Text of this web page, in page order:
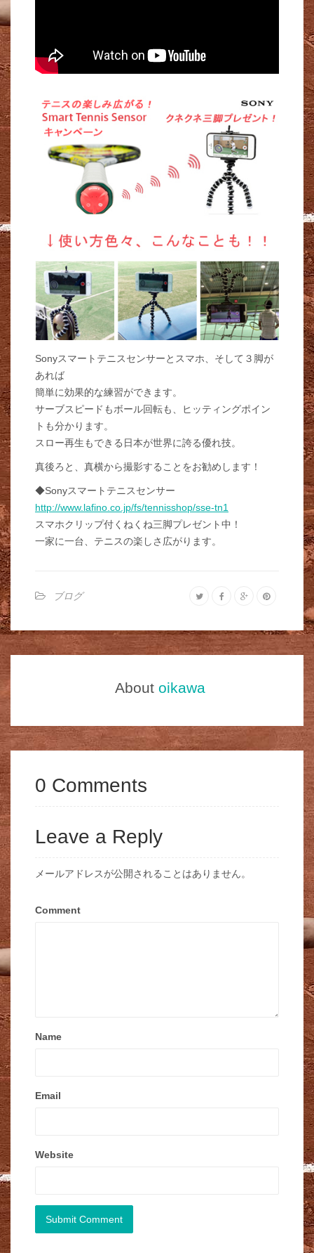
Sonyスマートテニスセンサーとスマホ、そして３脚が
あれば
簡単に効果的な練習ができます。
サーブスピードもボール回転も、ヒッティングポイン
トも分かります。
スロー再生もできる日本が世界に誇る優れ技。
真後ろと、真横から撮影することをお勧めします！
◆Sonyスマートテニスセンサー
http://www.lafino.co.jp/fs/tennisshop/sse-tn1
スマホクリップ付くねくね三脚プレゼント中！
一家に一台、テニスの楽しさ広がります。
ブログ
About oikawa
0 Comments
Leave a Reply
メールアドレスが公開されることはありません。
Comment
Name
Email
Website